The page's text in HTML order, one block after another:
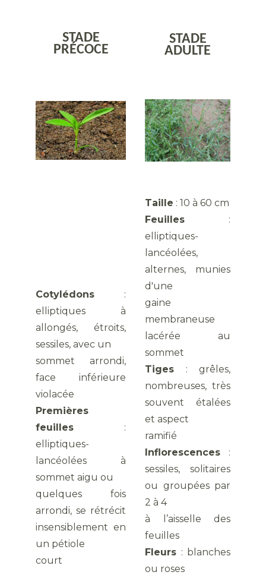
STADE
PRÉCOCE
STADE
ADULTE
Cotylédons :
elliptiques à
allongés, étroits,
sessiles, avec un
sommet arrondi,
face inférieure
violacée
Premières
feuilles :
elliptiques-
lancéolées à
sommet aigu ou
quelques fois
arrondi, se rétrécit
insensiblement en
un pétiole
court
Taille : 10 à 60 cm
Feuilles :
elliptiques-
lancéolées,
alternes, munies
d'une
gaine
membraneuse
lacérée au
sommet
Tiges : grêles,
nombreuses, très
souvent étalées
et aspect
ramifié
Inflorescences :
sessiles, solitaires
ou groupées par
2 à 4
à l’aisselle des
feuilles
Fleurs : blanches
ou roses